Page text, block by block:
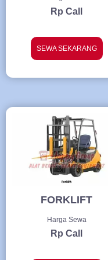
Rp Call
SEWA SEKARANG
FORKLIFT
Harga Sewa
Rp Call